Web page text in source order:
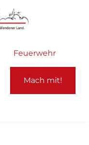
Feuerwehr
Mach mit!